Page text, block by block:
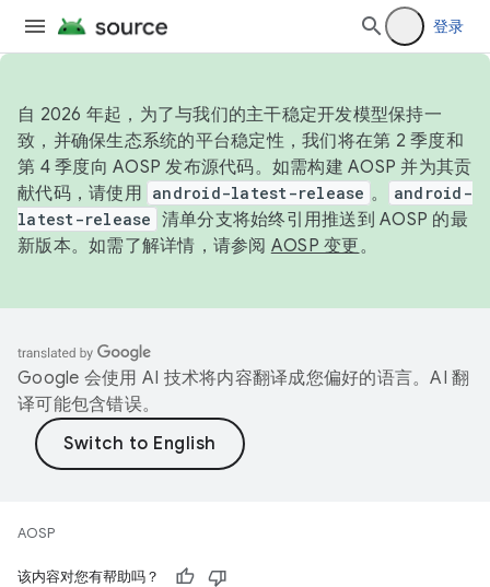
登录
自 2026 年起，为了与我们的主干稳定开发模型保持一
致，并确保生态系统的平台稳定性，我们将在第 2 季度和
第 4 季度向 AOSP 发布源代码。如需构建 AOSP 并为其贡
献代码，请使用 android-latest-release 。
android-
latest-release 清单分支将始终引用推送到 AOSP 的最
新版本。如需了解详情，请参阅 AOSP 变更。
Google 会使用 AI 技术将内容翻译成您偏好的语言。AI 翻
译可能包含错误。
AOSP
该内容对您有帮助吗？